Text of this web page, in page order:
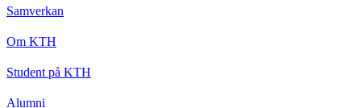
Samverkan
Om KTH
Student på KTH
Alumni